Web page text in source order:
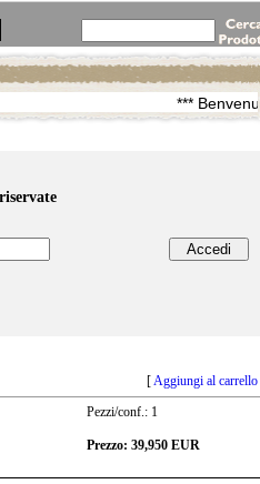
***
[Aggiungi al carrello
Pezzi/conf.: 1
Prezzo: 39,950 EUR